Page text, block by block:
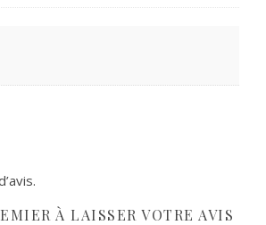
À LAISSER VOTRE AVIS